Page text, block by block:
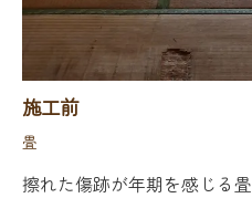
施工前
畳
擦れた傷跡が年期を感じる畳